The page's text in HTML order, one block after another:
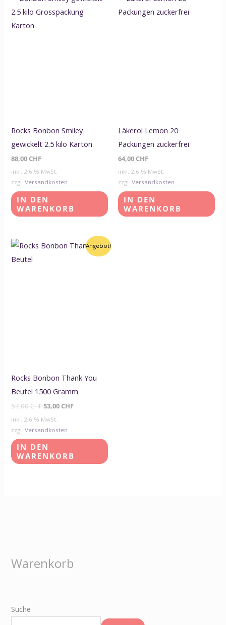
Rocks Bonbon Smiley
gewickelt 2.5 kilo Karton
88,00 CHF
inkl. 2,6 % MwSt.
zzgl.Versandkosten
IN DEN
WARENKORB
Läkerol Lemon 20
Packungen zuckerfrei
64,00 CHF
inkl. 2,6 % MwSt.
zzgl. Versandkosten
IN DEN
WARENKORB
Angebot!
Rocks Bonbon Thank You
Beutel 1500 Gramm
57,00CHF
Ursprünglicher
Preis
53,00 CHF
Aktueller
Preis
inkl. 2,6 % MwSt.
zzgl.Versandkosten
IN DEN
WARENKORB
Warenkorb
Suche